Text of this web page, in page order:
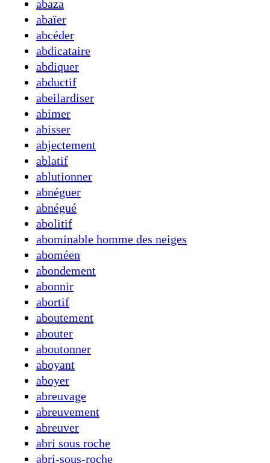
abaza
abaïer
abcéder
abdicataire
abdiquer
abductif
abeilardiser
abimer
abisser
abjectement
ablatif
ablutionner
abnéguer
abnégué
abolitif
abominable homme des neiges
aboméen
abondement
abonnir
abortif
aboutement
abouter
aboutonner
aboyant
aboyer
abreuvage
abreuvement
abreuver
abri sous roche
abri-sous-roche